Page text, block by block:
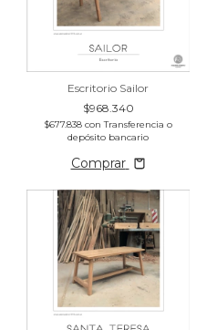
Escritorio Sailor
$968.340
$677.838 con Transferencia o
depósito bancario
Comprar